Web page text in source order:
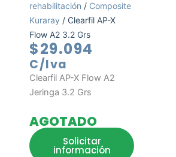
rehabilitación / Composite
Kuraray / Clearfil AP-X
Flow A2 3.2 Grs
$29.094
C/Iva
Clearfil AP-X Flow A2
Jeringa 3.2 Grs
AGOTADO
Solicitar
información